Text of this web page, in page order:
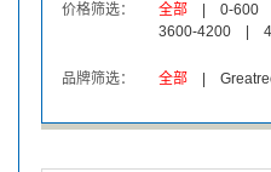
价格筛选： 全部 0-600
3600-4200
品牌筛选： 全部 |